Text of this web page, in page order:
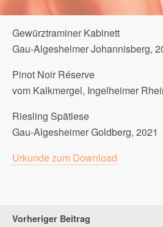
Gewürztraminer Kabinett
Gau-Algesheimer Johannisberg,
Pinot Noir Réserve
vom Kalkmergel, Ingelheimer
Riesling Spätlese
Gau-Algesheimer Goldberg, 2021
Urkunde zum Download
Vorheriger Beitrag